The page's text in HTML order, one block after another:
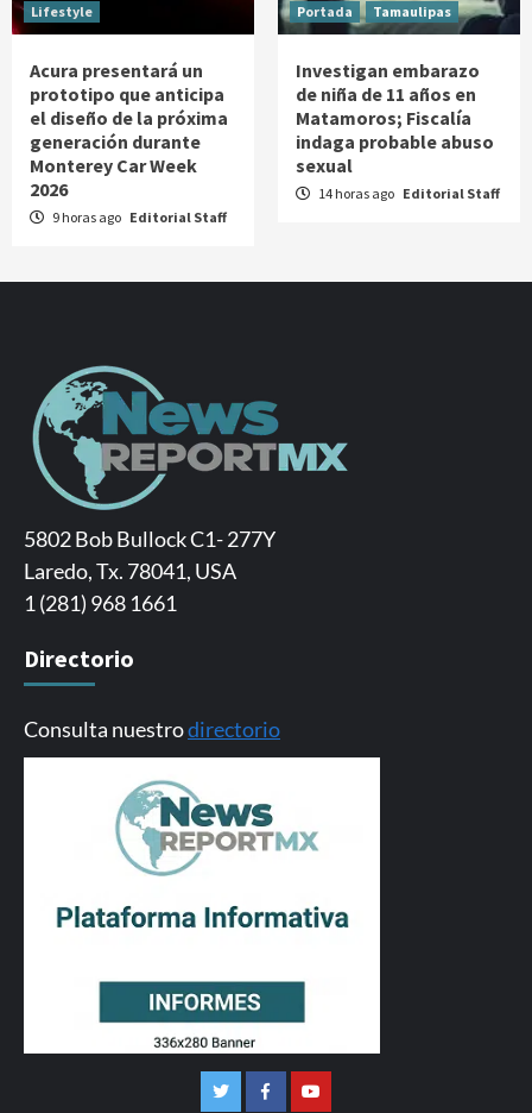
Lifestyle
Acura presentará un
prototipo que anticipa
el diseño de la próxima
generación durante
Monterey Car Week
2026
9 horas ago Editorial Staff
Portada
Tamaulipas
Investigan embarazo
de niña de 11 años en
Matamoros; Fiscalía
indaga probable abuso
sexual
14 horas ago Editorial Staff
5802 Bob Bullock C1- 277Y
Laredo, Tx. 78041, USA
1 (281) 968 1661
Directorio
Consulta nuestrodirectorio